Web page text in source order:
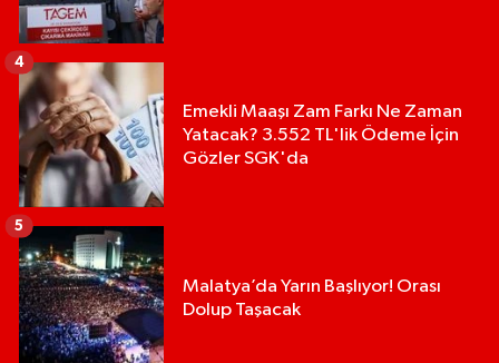
Emekli Maaşı Zam Farkı Ne Zaman
Yatacak? 3.552 TL'lik Ödeme İçin
Gözler SGK'da
4
Malatya’da Yarın Başlıyor! Orası
Dolup Taşacak
5